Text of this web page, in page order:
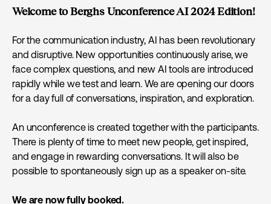
Welcome to Berghs Unconference AI 2024 Edition!
For the communication industry, AI has been revolutionary
and disruptive. New opportunities continuously arise, we
face complex questions, and new AI tools are introduced
rapidly while we test and learn. We are opening our doors
for a day full of conversations, inspiration, and exploration.
An unconference is created together with the participants.
There is plenty of time to meet new people, get inspired,
and engage in rewarding conversations. It will also be
possible to spontaneously sign up as a speaker on-site.
We are now fully booked.